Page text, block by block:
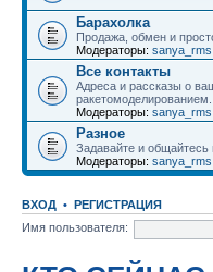
Барахолка
Продажа, обмен и
Модераторы: sanya_rms
Все контакты
Адреса и рассказы о
ракетомоделированием.
Модераторы: sanya_rms
Разное
Задавайте и
Модераторы: sanya_rms
ВХОД • РЕГИСТРАЦИЯ
Имя пользователя: